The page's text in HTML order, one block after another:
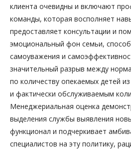
клиента очевидны и включают
команды, которая восполняет
предоставляет консультации и
эмоциональный фон семьи,
самоуважения и
значительный разрыв между
по количеству опекаемых детей
и фактически обслуживаемым
Менеджериальная оценка
выделения службы выявления
функционал и подчеркивает
специалистов на эту политику,